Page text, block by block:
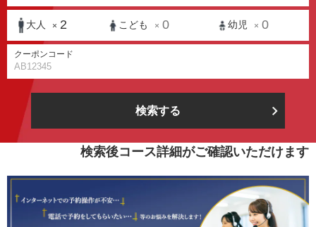
大人 × 2 こども × 0 幼児 × 0
クーポンコード
検索する
検索後コース詳細がご確認いただけます